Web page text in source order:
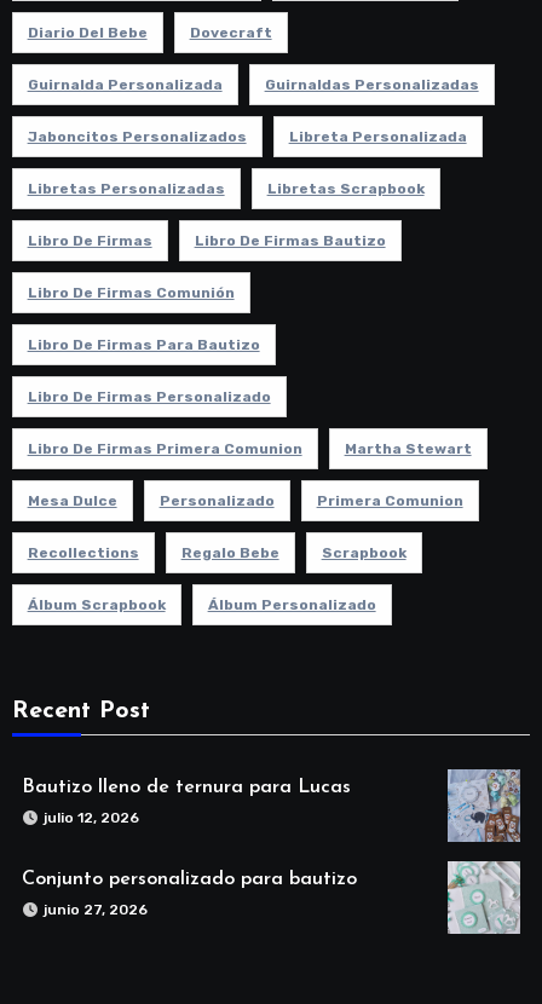
Diario Del Bebe Dovecraft
Guirnalda Personalizada Guirnaldas Personalizadas
Jaboncitos Personalizados Libreta Personalizada
Libretas Personalizadas Libretas Scrapbook
Libro De Firmas Libro De Firmas Bautizo
Libro De Firmas Comunión
Libro De Firmas Para Bautizo
Libro De Firmas Personalizado
Libro De Firmas Primera Comunion Martha Stewart
Mesa Dulce Personalizado Primera Comunion
Recollections Regalo Bebe Scrapbook
Álbum Scrapbook Álbum Personalizado
Recent Post
Bautizo lleno de ternura para Lucas
julio 12, 2026
Conjunto personalizado para bautizo
junio 27, 2026